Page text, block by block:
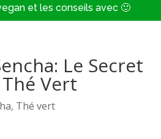
et les conseils avec 🙂
Le Secret
Vert
, Thé vert